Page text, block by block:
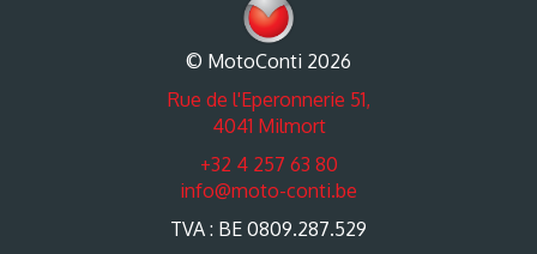
© MotoConti 2026
Rue de l'Eperonnerie 51,
4041 Milmort
+32 4 257 63 80
info@moto-conti.be
TVA : BE 0809.287.529